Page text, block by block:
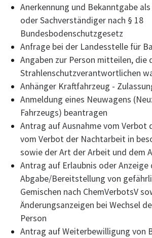
Anerkennung und Bekanntgabe
oder Sachverständiger nach § 18
Bundesbodenschutzgesetz
Anfrage bei der Landesstelle für
Angaben zur Person mitteilen, die
Strahlenschutzverantwortlichen
Anhänger Kraftfahrzeug -
Anmeldung eines Neuwagens
Fahrzeugs) beantragen
Antrag auf Ausnahme vom Verbot
vom Verbot der Nachtarbeit in
sowie der Art der Arbeit und dem
Antrag auf Erlaubnis oder Anzeige
Abgabe/Bereitstellung von
Gemischen nach ChemVerbotsV
Änderungsanzeigen bei Wechsel
Person
Antrag auf Weiterbewilligung von